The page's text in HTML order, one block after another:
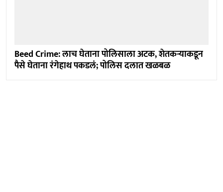
Beed Crime: लाच घेताना पोलिसाला अटक, शेतकऱ्याकडून
पैसे घेताना रंगेहाथ पकडलं; पोलिस दलात खळबळ